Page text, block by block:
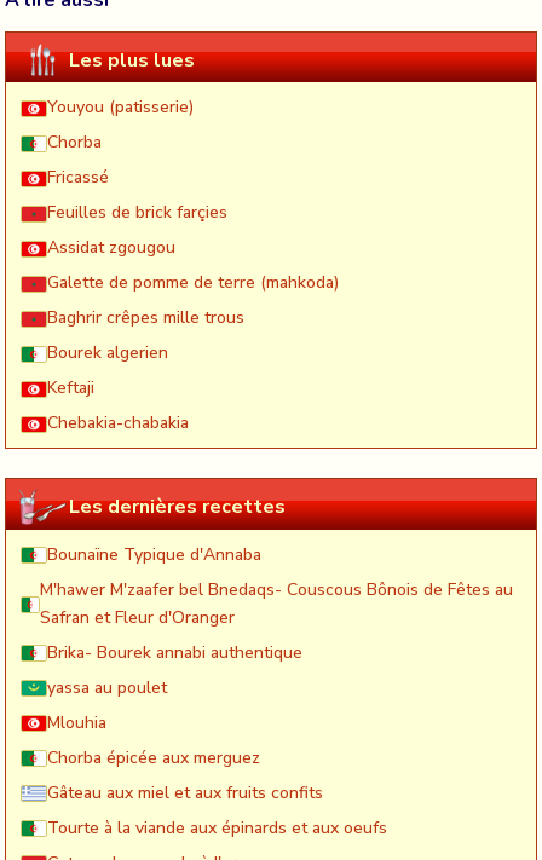
Les plus lues
Youyou (patisserie)
Chorba
Fricassé
Feuilles de brick farçies
Assidat zgougou
Galette de pomme de terre (mahkoda)
Baghrir crêpes mille trous
Bourek algerien
Keftaji
Chebakia-chabakia
Les dernières recettes
Bounaïne Typique d'Annaba
M'hawer M'zaafer bel Bnedaqs- Couscous Bônois de Fêtes au
Safran et Fleur d'Oranger
Brika- Bourek annabi authentique
yassa au poulet
Mlouhia
Chorba épicée aux merguez
Gâteau aux miel et aux fruits confits
Tourte à la viande aux épinards et aux oeufs